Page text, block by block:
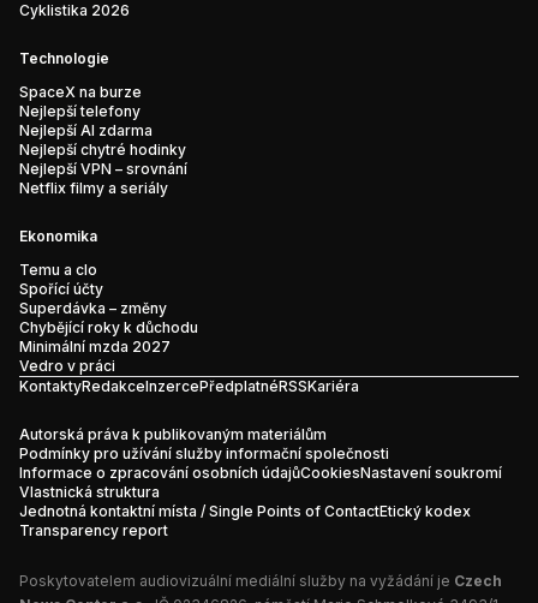
Cyklistika 2026
Technologie
SpaceX na burze
Nejlepší telefony
Nejlepší AI zdarma
Nejlepší chytré hodinky
Nejlepší VPN – srovnání
Netflix filmy a seriály
Ekonomika
Temu a clo
Spořící účty
Superdávka – změny
Chybějící roky k důchodu
Minimální mzda 2027
Vedro v práci
KontaktyRedakceInzercePředplatnéRSSKariéra
Autorská práva k publikovaným materiálům
Podmínky pro užívání služby informační společnosti
Informace o zpracování osobních údajůCookiesNastavení soukromí
Vlastnická struktura
Jednotná kontaktní místa / Single Points of ContactEtický kodex
Transparency report
Poskytovatelem audiovizuální mediální služby na vyžádání je Czech